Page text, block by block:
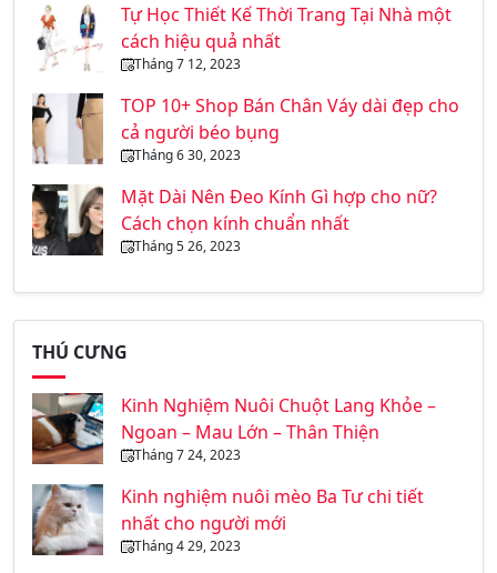
Tự Học Thiết Kế Thời Trang Tại Nhà một
cách hiệu quả nhất
Tháng 7 12, 2023
TOP 10+ Shop Bán Chân Váy dài đẹp cho
cả người béo bụng
Tháng 6 30, 2023
Mặt Dài Nên Đeo Kính Gì hợp cho nữ?
Cách chọn kính chuẩn nhất
Tháng 5 26, 2023
THÚ CƯNG
Kinh Nghiệm Nuôi Chuột Lang Khỏe –
Ngoan – Mau Lớn – Thân Thiện
Tháng 7 24, 2023
Kinh nghiệm nuôi mèo Ba Tư chi tiết
nhất cho người mới
Tháng 4 29, 2023